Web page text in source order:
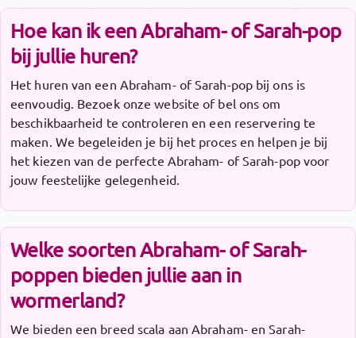
Hoe kan ik een Abraham- of Sarah-pop
bij jullie huren?
Het huren van een Abraham- of Sarah-pop bij ons is
eenvoudig. Bezoek onze website of bel ons om
beschikbaarheid te controleren en een reservering te
maken. We begeleiden je bij het proces en helpen je bij
het kiezen van de perfecte Abraham- of Sarah-pop voor
jouw feestelijke gelegenheid.
Welke soorten Abraham- of Sarah-
poppen bieden jullie aan in
wormerland?
We bieden een breed scala aan Abraham- en Sarah-